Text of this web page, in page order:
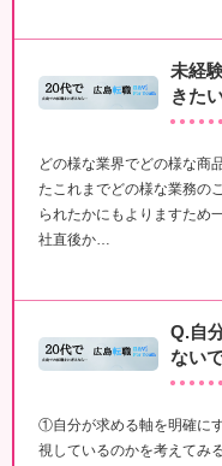
未経
きた
どの様な業界でどの様な商
たこれまでどの様な業務の
られたかにもよりますため
社直後か…
Q.自
ない
①自分が求める軸を明確に
視しているのかを考えてみ